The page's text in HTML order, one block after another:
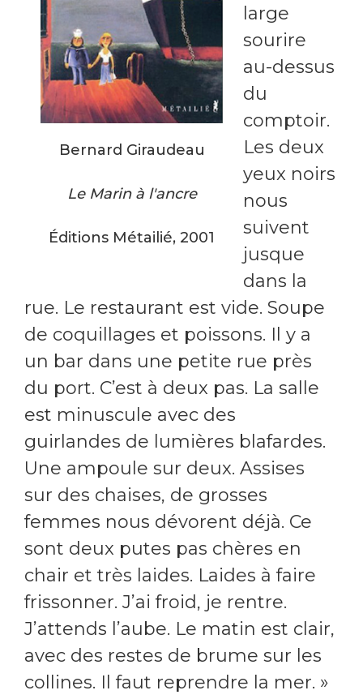
Bernard Giraudeau
Le Marin à l'ancre
Éditions Métailié, 2001
large
sourire
au-dessus
du
comptoir.
Les deux
yeux noirs
nous
suivent
jusque
dans la
rue. Le restaurant est vide. Soupe
de coquillages et poissons. Il y a
un bar dans une petite rue près
du port. C’est à deux pas. La salle
est minuscule avec des
guirlandes de lumières blafardes.
Une ampoule sur deux. Assises
sur des chaises, de grosses
femmes nous dévorent déjà. Ce
sont deux putes pas chères en
chair et très laides. Laides à faire
frissonner. J’ai froid, je rentre.
J’attends l’aube. Le matin est clair,
avec des restes de brume sur les
collines. Il faut reprendre la mer. »